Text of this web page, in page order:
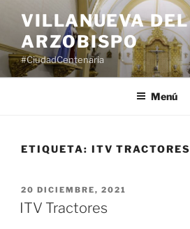
contenido
VILLANUEVA DEL
ARZOBISPO
#CiudadCentenaria
Menú
ETIQUETA: ITV TRACTORES
PUBLICADO
EL
20 DICIEMBRE, 2021
ITV Tractores